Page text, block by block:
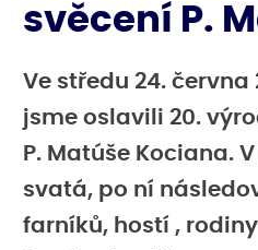
svěcení P.
Ve středu 24.
jsme oslavili 20.
P. Matúše Kociana.
svatá, po ní
farníků, hostí ,